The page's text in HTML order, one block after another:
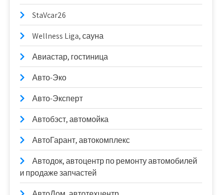
StaVcar26
Wellness Liga, сауна
Авиастар, гостиница
Авто-Эко
Авто-Эксперт
Автобэст, автомойка
АвтоГарант, автокомплекс
Автодок, автоцентр по ремонту автомобилей
и продаже запчастей